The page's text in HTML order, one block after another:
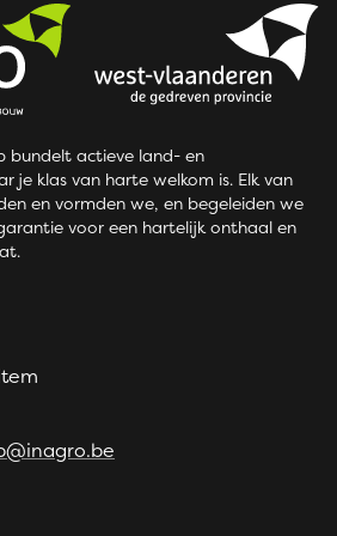
bundelt actieve land- en
je klas van harte welkom is. Elk van
en vormden we, en begeleiden we
voor een hartelijk onthaal en